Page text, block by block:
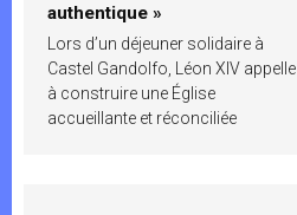
authentique »
Lors d’un déjeuner solidaire à
Castel Gandolfo, Léon XIV appelle
à construire une Église
accueillante et réconciliée